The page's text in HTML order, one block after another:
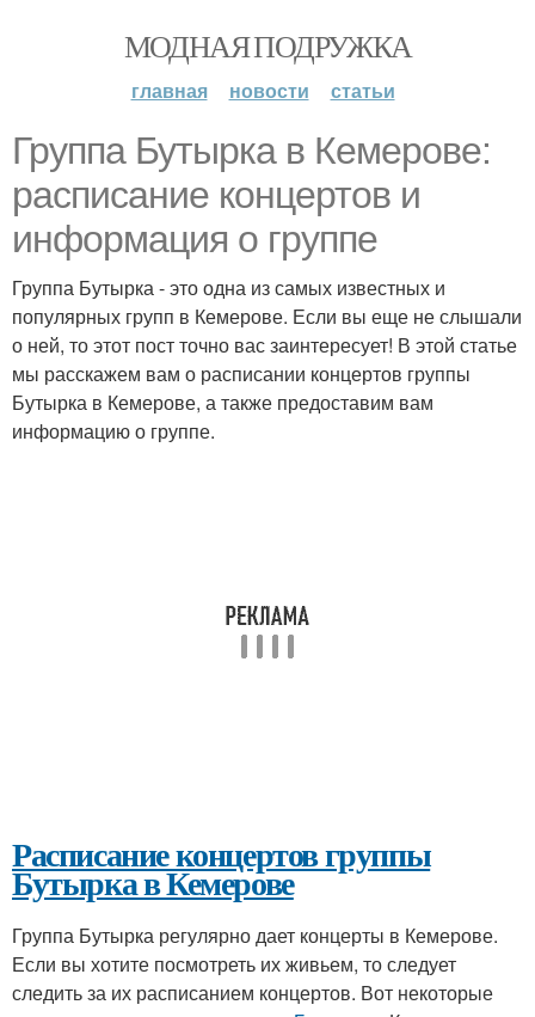
МОДНАЯ ПОДРУЖКА
главная новости статьи
Группа Бутырка в Кемерове:
расписание концертов и
информация о группе
Группа Бутырка - это одна из самых известных и
популярных групп в Кемерове. Если вы еще не слышали
о ней, то этот пост точно вас заинтересует! В этой статье
мы расскажем вам о расписании концертов группы
Бутырка в Кемерове, а также предоставим вам
информацию о группе.
Расписание концертов группы
Бутырка в Кемерове
Группа Бутырка регулярно дает концерты в Кемерове.
Если вы хотите посмотреть их живьем, то следует
следить за их расписанием концертов. Вот некоторые